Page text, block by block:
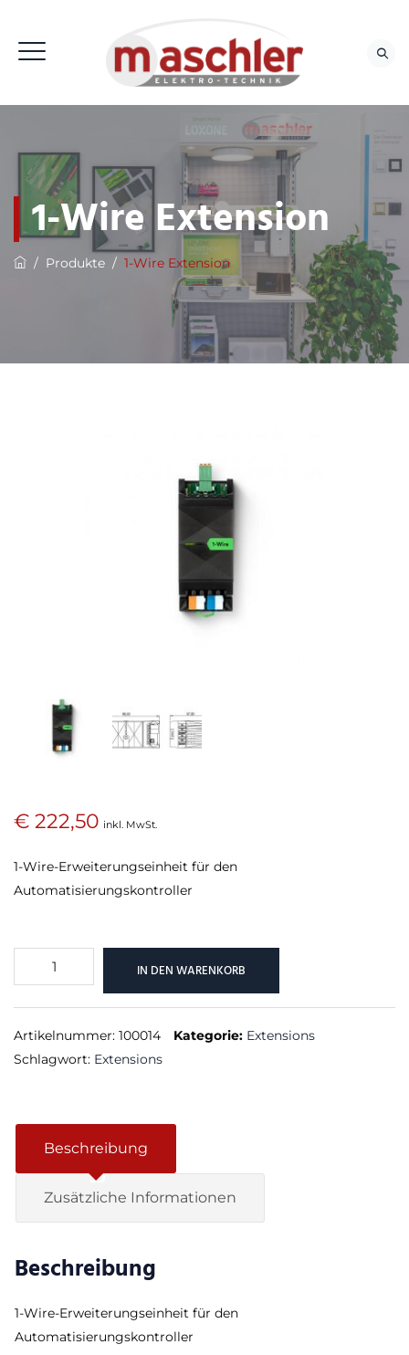
1-Wire Extension
/ Produkte / 1-Wire Extension
€ 222,50 inkl. MwSt.
1-Wire-Erweiterungseinheit für den
Automatisierungskontroller
Wire
Extension
Menge
IN DEN WARENKORB
Artikelnummer: 100014 Kategorie: Extensions
Schlagwort: Extensions
Beschreibung
Zusätzliche Informationen
Beschreibung
1-Wire-Erweiterungseinheit für den
Automatisierungskontroller